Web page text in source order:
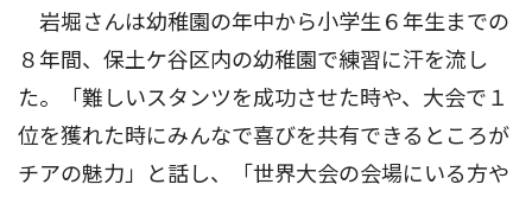
岩堀さんは幼稚園の年中から小学生６年生までの
８年間、保土ケ谷区内の幼稚園で練習に汗を流し
た。「難しいスタンツを成功させた時や、大会で１
位を獲れた時にみんなで喜びを共有できるところが
チアの魅力」と話し、「世界大会の会場にいる方や